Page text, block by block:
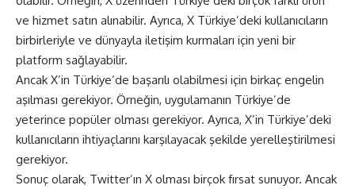
ve hizmet satın alınabilir. Ayrıca, X Türkiye’deki kullanıcıların
birbirleriyle ve dünyayla iletişim kurmaları için yeni bir
platform sağlayabilir.
Ancak X’in Türkiye’de başarılı olabilmesi için birkaç engelin
aşılması gerekiyor. Örneğin, uygulamanın Türkiye’de
yeterince popüler olması gerekiyor. Ayrıca, X’in Türkiye’deki
kullanıcıların ihtiyaçlarını karşılayacak şekilde yerelleştirilmesi
gerekiyor.
Sonuç olarak, Twitter’ın X olması birçok fırsat sunuyor. Ancak